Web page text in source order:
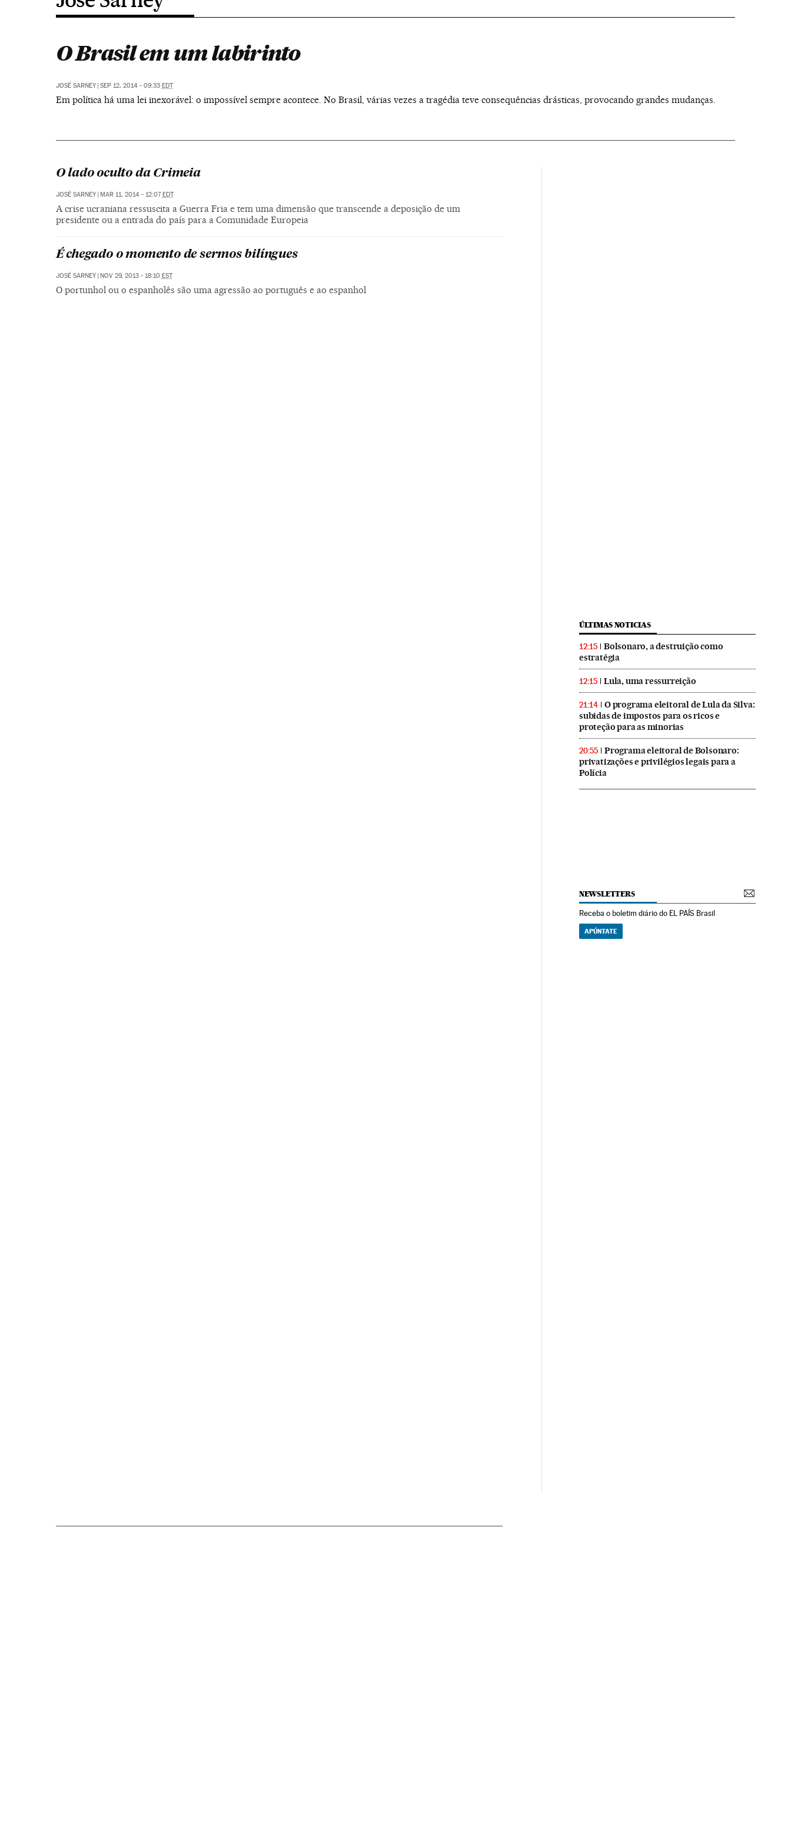
O Brasil em um labirinto
JOSÉ SARNEY | SEP 12, 2014 - 09:33 EDT
Em política há uma lei inexorável: o impossível sempre acontece. No Brasil, várias vezes a tragédia teve consequências drásticas, provocando grandes mudanças.
O lado oculto da Crimeia
JOSÉ SARNEY | MAR 11, 2014 - 12:07EDT
A crise ucraniana ressuscita a Guerra Fria e tem uma dimensão que transcende a deposição de um
presidente ou a entrada do país para a Comunidade Europeia
É chegado o momento de sermos bilíngues
JOSÉ SARNEY | NOV 29, 2013 - 18:10 EST
O portunhol ou o espanholês são uma agressão ao português e ao espanhol
ÚLTIMAS NOTICIAS
12:15
Bolsonaro, a destruição como
estratégia
12:15 Lula, uma ressurreição
21:14
O programa eleitoral de Lula da Silva:
subidas de impostos para os ricos e
proteção para as minorias
20:55
Programa eleitoral de Bolsonaro:
privatizações e privilégios legais para a
Polícia
NEWSLETTERS
Receba o boletim diário do EL PAÍS Brasil
APÚNTATE